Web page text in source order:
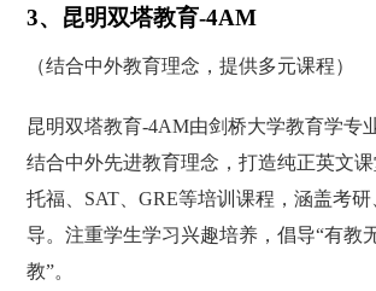
3、昆明双塔教育-4AM
（结合中外教育理念，提供多元课程）
昆明双塔教育-4AM由剑桥大学教育学专
结合中外先进教育理念，打造纯正英文课
托福、SAT、GRE等培训课程，涵盖考
导。注重学生学习兴趣培养，倡导“有教
教”。